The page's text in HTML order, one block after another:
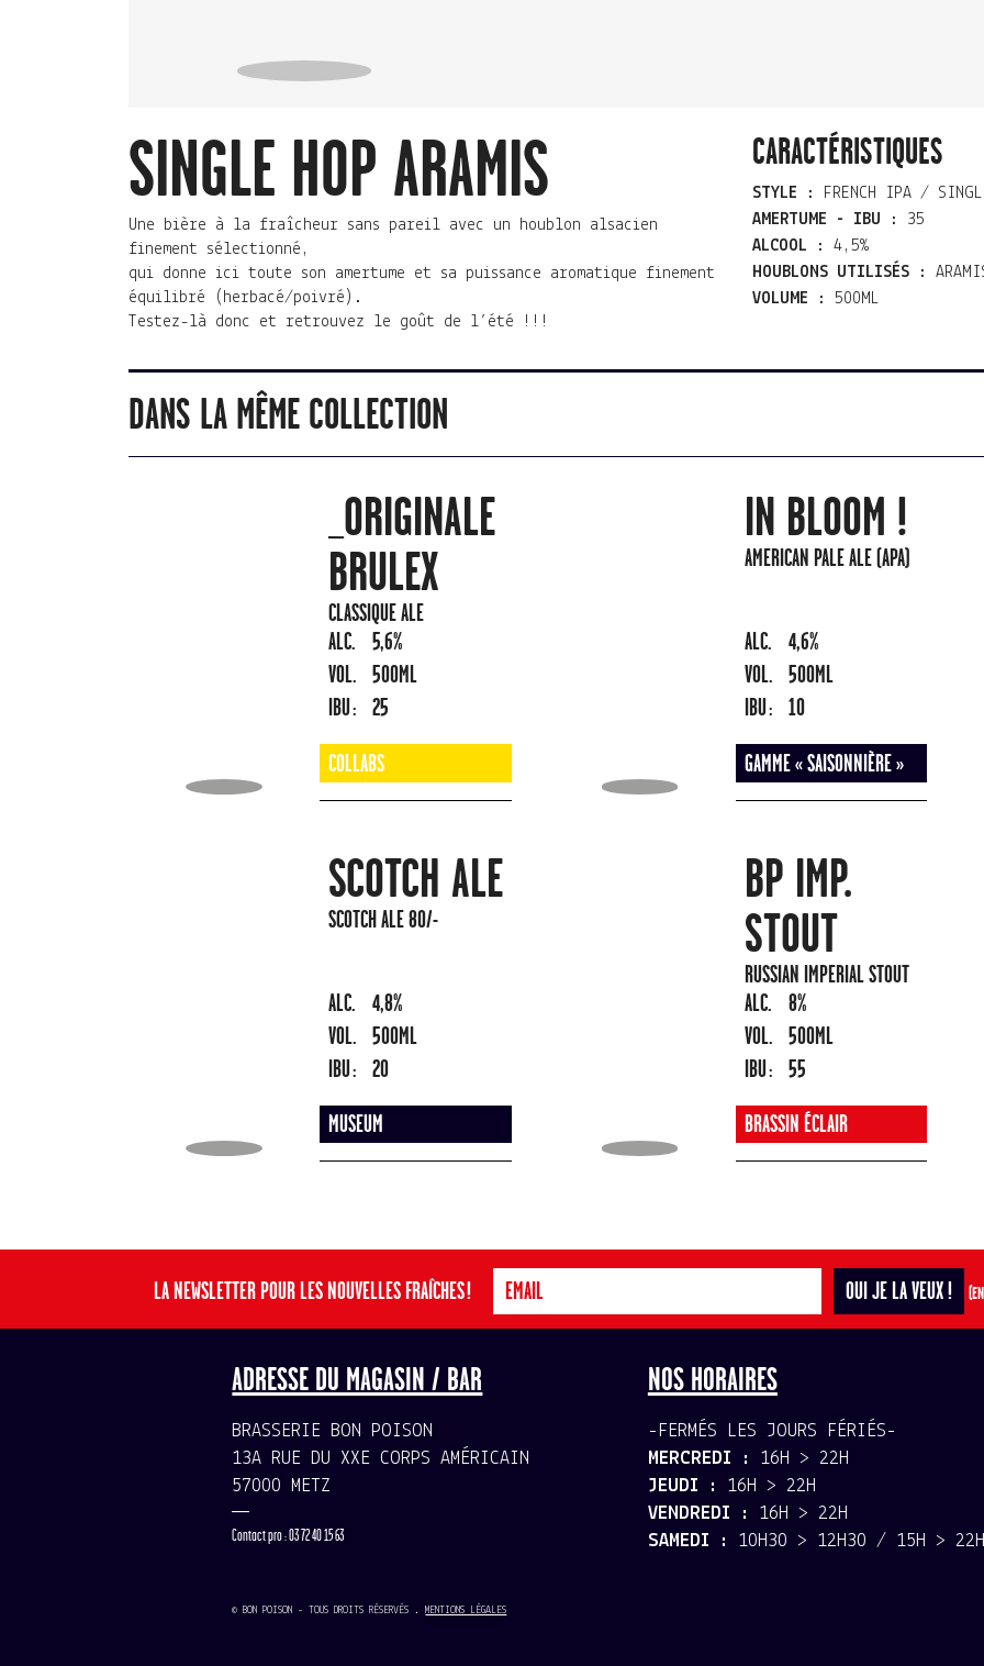
SINGLE HOP ARAMIS
Une bière à la fraîcheur sans pareil avec un houblon alsacien
finement sélectionné,
qui donne ici toute son amertume et sa puissance aromatique finement
équilibré (herbacé/poivré).
Testez-là donc et retrouvez le goût de l’été !!!
CARACTÉRISTIQUES
STYLE :
FRENCH IPA /
AMERTUME - IBU :
35
ALCOOL :
4,5%
HOUBLONS UTILISÉS :
VOLUME :
500ML
DANS LA MÊME COLLECTION
_ORIGINALE
BRULEX
CLASSIQUE ALE
ALC.
5,6%
VOL.
500ML
IBU :
25
COLLABS
IN BLOOM !
AMERICAN PALE ALE (APA)
ALC.
4,6%
VOL.
500ML
IBU :
10
GAMME « SAISONNIÈRE »
SCOTCH ALE
SCOTCH ALE 80/-
ALC.
4,8%
VOL.
500ML
IBU :
20
MUSEUM
BP IMP.
STOUT
RUSSIAN IMPERIAL STOUT
ALC.
8%
VOL.
500ML
IBU :
55
BRASSIN ÉCLAIR
LA NEWSLETTER POUR LES NOUVELLES FRAÎCHES !
ADRESSE DU MAGASIN / BAR
BRASSERIE BON POISON
13A RUE DU XXE CORPS AMÉRICAIN
57000 METZ
—
Contact pro : 03 72 40 15 63
NOS HORAIRES
-FERMÉS LES JOURS FÉRIÉS-
MERCREDI : 16H > 22H
JEUDI : 16H > 22H
VENDREDI : 16H > 22H
SAMEDI : 10H30 > 12H30 / 15H > 22H
© BON POISON - TOUS DROITS RÉSERVÉS .MENTIONS LÉGALES